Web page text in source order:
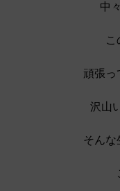
中
こ
頑張っ
沢山
そんな